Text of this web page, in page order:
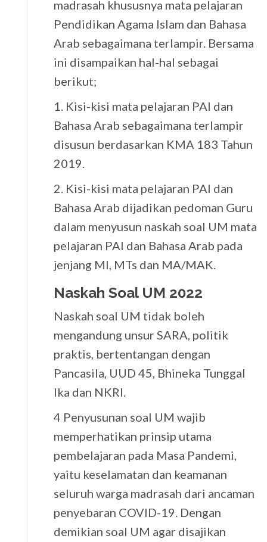
madrasah khususnya mata pelajaran
Pendidikan Agama Islam dan Bahasa
Arab sebagaimana terlampir. Bersama
ini disampaikan hal-hal sebagai
berikut;
1. Kisi-kisi mata pelajaran PAI dan
Bahasa Arab sebagaimana terlampir
disusun berdasarkan KMA 183 Tahun
2019.
2. Kisi-kisi mata pelajaran PAI dan
Bahasa Arab dijadikan pedoman Guru
dalam menyusun naskah soal UM mata
pelajaran PAI dan Bahasa Arab pada
jenjang MI, MTs dan MA/MAK.
Naskah Soal UM 2022
Naskah soal UM tidak boleh
mengandung unsur SARA, politik
praktis, bertentangan dengan
Pancasila, UUD 45, Bhineka Tunggal
Ika dan NKRI.
4 Penyusunan soal UM wajib
memperhatikan prinsip utama
pembelajaran pada Masa Pandemi,
yaitu keselamatan dan keamanan
seluruh warga madrasah dari ancaman
penyebaran COVID-19. Dengan
demikian soal UM agar disajikan